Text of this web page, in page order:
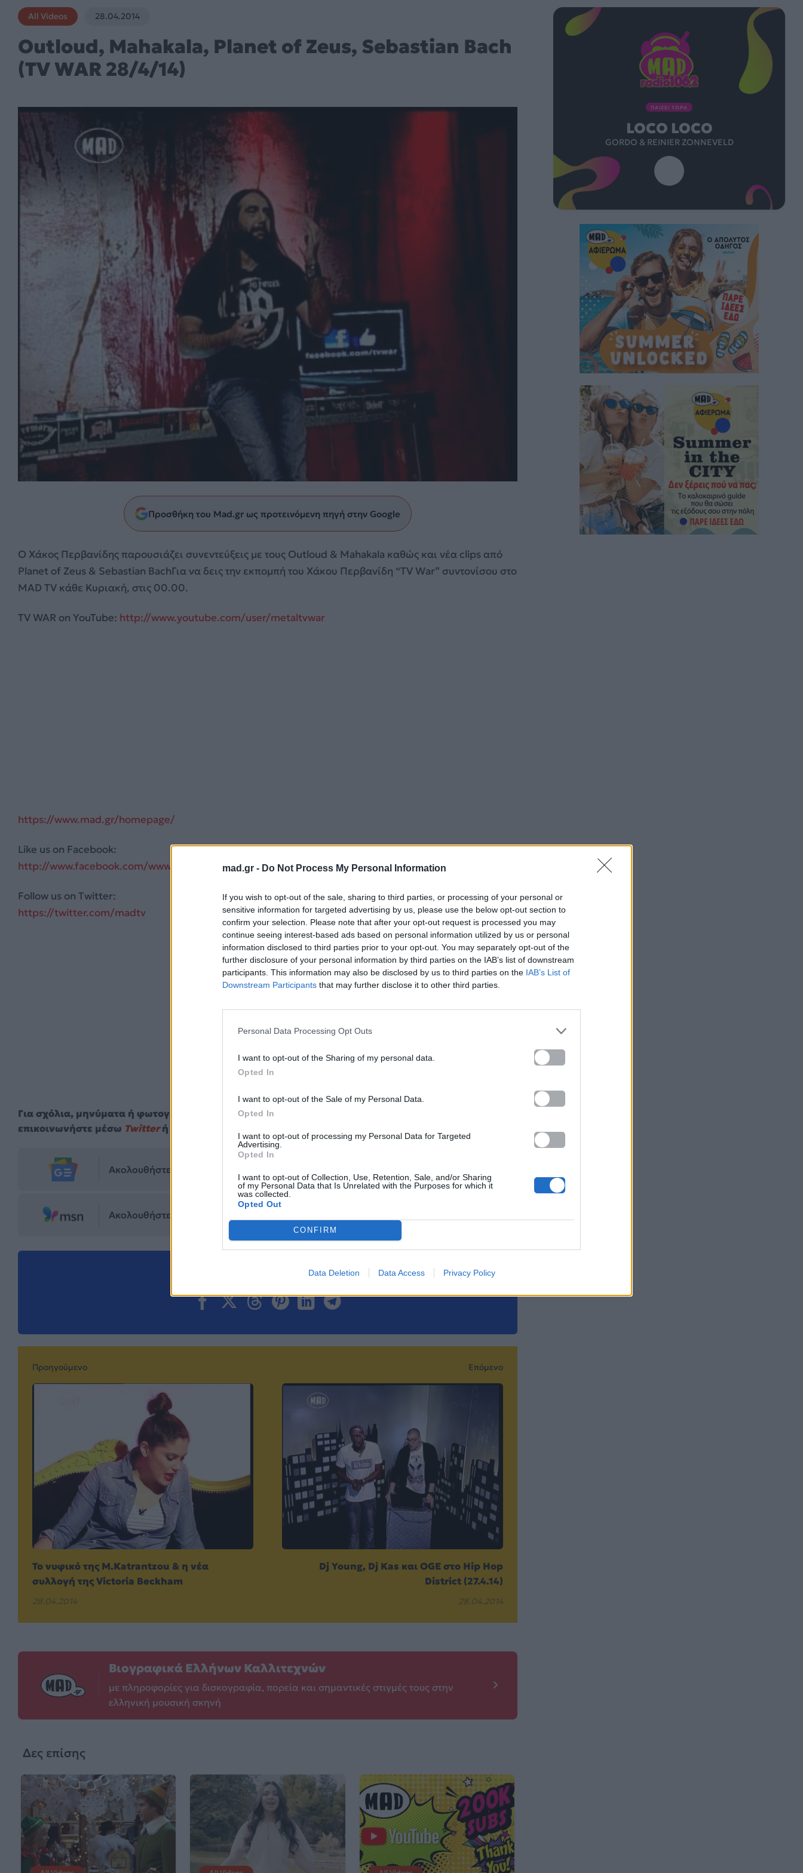
mad.gr - Do Not Process My Personal Information
If you wish to opt-out of the sale, sharing to third parties, or processing of your personal or
sensitive information for targeted advertising by us, please use the below opt-out section to
confirm your selection. Please note that after your opt-out request is processed you may
continue seeing interest-based ads based on personal information utilized by us or personal
information disclosed to third parties prior to your opt-out. You may separately opt-out of the
further disclosure of your personal information by third parties on the IAB’s list of downstream
participants. This information may also be disclosed by us to third parties on the IAB’s List of
Downstream Participants that may further disclose it to other third parties.
Personal Data Processing Opt Outs
I want to opt-out of the Sharing of my personal data.
Opted In
I want to opt-out of the Sale of my Personal Data.
Opted In
I want to opt-out of processing my Personal Data for Targeted
Advertising.
Opted In
I want to opt-out of Collection, Use, Retention, Sale, and/or Sharing
of my Personal Data that Is Unrelated with the Purposes for which it
was collected.
Opted Out
CONFIRM
Data Deletion Data Access Privacy Policy
All Videos 28.04.2014
Outloud, Mahakala, Planet of Zeus, Sebastian Bach
(TV WAR 28/4/14)
Προσθήκη του Mad.gr ως προτεινόμενη πηγή στην Google
O Χάκος Περβανίδης παρουσιάζει συνεντεύξεις με τους Outloud & Mahakala καθώς και νέα clips από
Planet of Zeus & Sebastian BachΓια να δεις την εκπομπή του Χάκου Περβανίδη “TV War” συντονίσου στο
MAD TV κάθε Κυριακή, στις 00.00.
TV WAR on YouTube: http://www.youtube.com/user/metaltvwar
https://www.mad.gr/homepage/
Like us on Facebook:
http://www.facebook.com/www.mad.tv
Follow us on Twitter:
https://twitter.com/madtv
Για σχόλια, μηνύματα ή φωτογραφικό υλικό σχετικά με το
επικοινωνήστε μέσω Twitterή ακολουθήστε μας στο
Ακολουθήστε το Mad.gr στο Google News
Ακολουθήστε το Mad.gr στο MSN
Μοιράσου αυτό το άρθρο
Προηγούμενο
To νυφικό της M.Katrantzou & η νέα
συλλογή της Victoria Beckham
28.04.2014
Επόμενο
Dj Young, Dj Kas και OGE στο Hip Hop
District (27.4.14)
28.04.2014
Βιογραφικά Ελλήνων Καλλιτεχνών
με πληροφορίες για δισκογραφία, πορεία και σημαντικές στιγμές τους στην
ελληνική μουσική σκηνή
Δες επίσης
ΠΑΙΖΕΙ ΤΩΡΑ
LOCO LOCO
GORDO & REINIER ZONNEVELD